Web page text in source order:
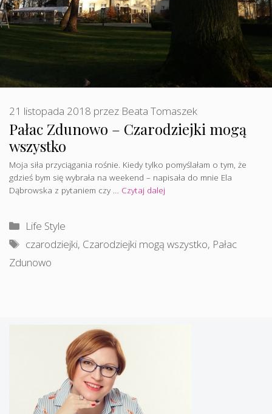
Pałac Zdunowo – Czarodziejki mogą
wszystko
21 listopada 2018 przez Beata Tomaszek
Moja siła przyciągania rośnie. Kiedy tylko pomyślałam o tym, że
gdzieś bym się wybrała na weekend – napisała do mnie Ela
Dąbrowska z pytaniem czy … Czytaj dalej
Kategorie
Life Style
Tagi
czarodziejki, Czarodziejki mogą wszystko, Pałac
Zdunowo